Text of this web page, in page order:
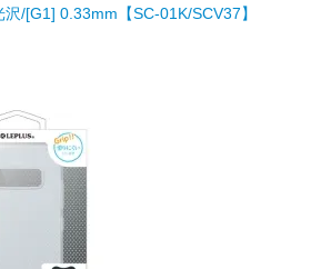
/[G1] 0.33mm【SC-01K/SCV37】